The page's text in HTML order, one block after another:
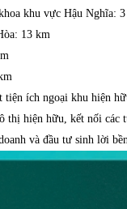
khu vực Hậu Nghĩa:
13 km
tiện ích ngoại khu hiện
thị hiện hữu, kết nối các
và đầu tư sinh lời